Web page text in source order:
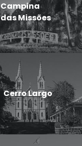
Campina
das Missões
Cerro Largo